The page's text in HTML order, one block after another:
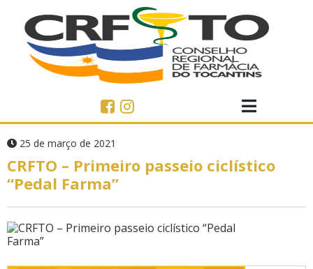
25 de março de 2021
CRFTO – Primeiro passeio ciclístico
“Pedal Farma”